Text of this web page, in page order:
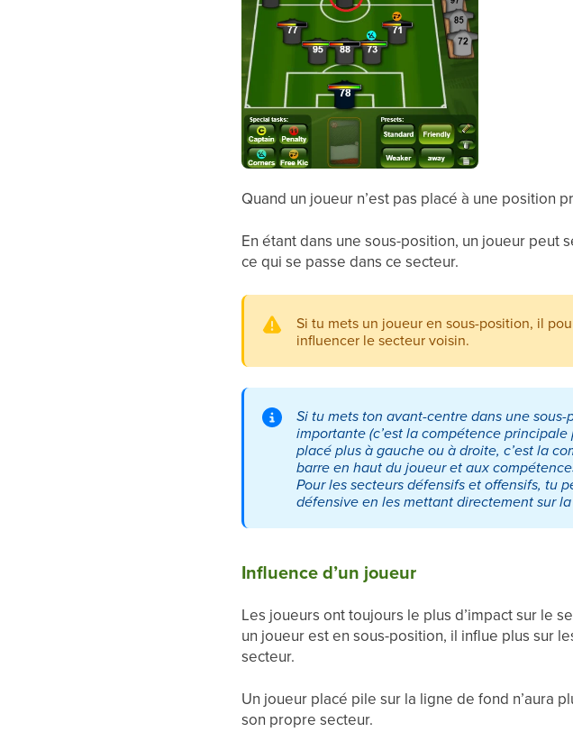
Quand un joueur n’est pas placé à une position
En étant dans une sous-position, un joueur
ce qui se passe dans ce secteur.
Si tu mets un joueur en sous-position, il
influencer le secteur voisin.
Si tu mets ton avant-centre dans une
importante (c’est la compétence
placé plus à gauche ou à droite, c’est la
barre en haut du joueur et aux
Pour les secteurs défensifs et offensifs, tu
défensive en les mettant directement sur
Influence d’un joueur
Les joueurs ont toujours le plus d’impact sur le
un joueur est en sous-position, il influe plus sur
secteur.
Un joueur placé pile sur la ligne de fond n’aura
son propre secteur.